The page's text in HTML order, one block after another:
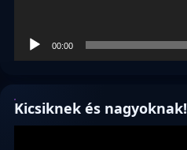
00:00
Kicsiknek és nagyoknak!